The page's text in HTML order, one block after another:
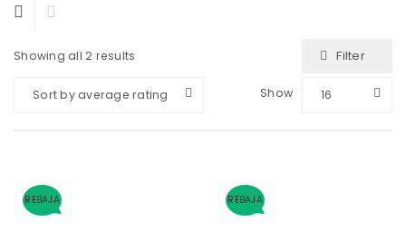
Showing all 2 results Filter
Sort by average rating Show 16
REBAJA REBAJA